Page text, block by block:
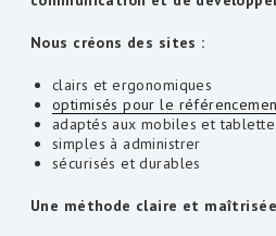
Nous créons des sites :
clairs et ergonomiques
optimisés pour le
adaptés aux mobiles et
simples à administrer
sécurisés et durables
Une méthode claire et maîtrisée